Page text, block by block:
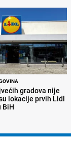
gradova nije
lokacije prvih Lidl
BiH